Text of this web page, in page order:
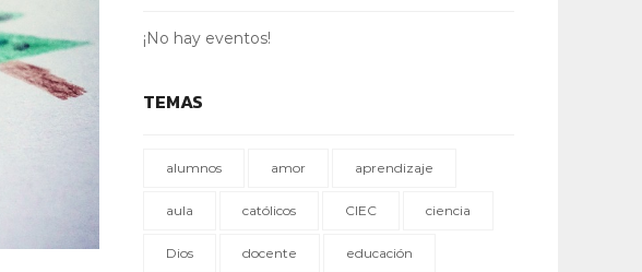
¡No hay eventos!
TEMAS
alumnos amor aprendizaje
aula católicos CIEC ciencia
Dios docente educación